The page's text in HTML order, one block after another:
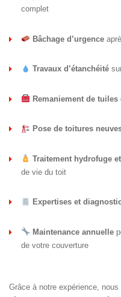
complet
Bâchage d’urgence
Travaux d’étanchéité
Remaniement de tuiles
Pose de toitures
Traitement hydrofuge
de vie du toit
Expertises et
Maintenance annuelle
de votre couverture
Grâce à notre expérience,